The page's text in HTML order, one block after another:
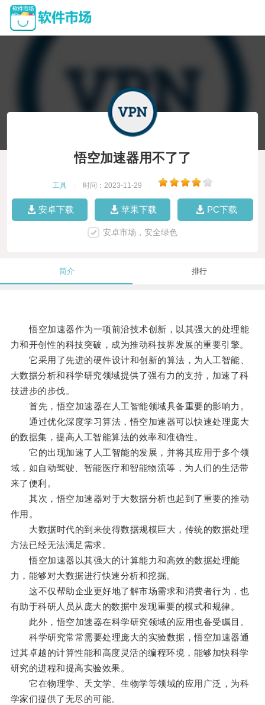
悟空加速器用不了了
工具 时间：2023-11-29
安卓下载 苹果下载 PC下载
安卓市场，安全绿色
简介 排行
悟空加速器作为一项前沿技术创新，以其强大的处理能
力和开创性的科技突破，成为推动科技界发展的重要引擎。
它采用了先进的硬件设计和创新的算法，为人工智能、
大数据分析和科学研究领域提供了强有力的支持，加速了科
技进步的步伐。
首先，悟空加速器在人工智能领域具备重要的影响力。
通过优化深度学习算法，悟空加速器可以快速处理庞大
的数据集，提高人工智能算法的效率和准确性。
它的出现加速了人工智能的发展，并将其应用于多个领
域，如自动驾驶、智能医疗和智能物流等，为人们的生活带
来了便利。
其次，悟空加速器对于大数据分析也起到了重要的推动
作用。
大数据时代的到来使得数据规模巨大，传统的数据处理
方法已经无法满足需求。
悟空加速器以其强大的计算能力和高效的数据处理能
力，能够对大数据进行快速分析和挖掘。
这不仅帮助企业更好地了解市场需求和消费者行为，也
有助于科研人员从庞大的数据中发现重要的模式和规律。
此外，悟空加速器在科学研究领域的应用也备受瞩目。
科学研究常常需要处理庞大的实验数据，悟空加速器通
过其卓越的计算性能和高度灵活的编程环境，能够加快科学
研究的进程和提高实验效果。
它在物理学、天文学、生物学等领域的应用广泛，为科
学家们提供了无尽的可能。